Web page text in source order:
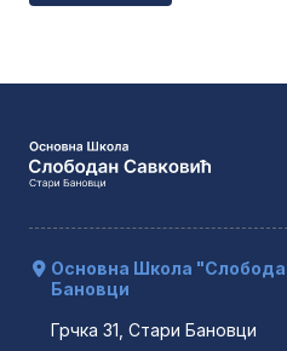
Основна Школа
Бановци
Грчка 31, Стари Бановци